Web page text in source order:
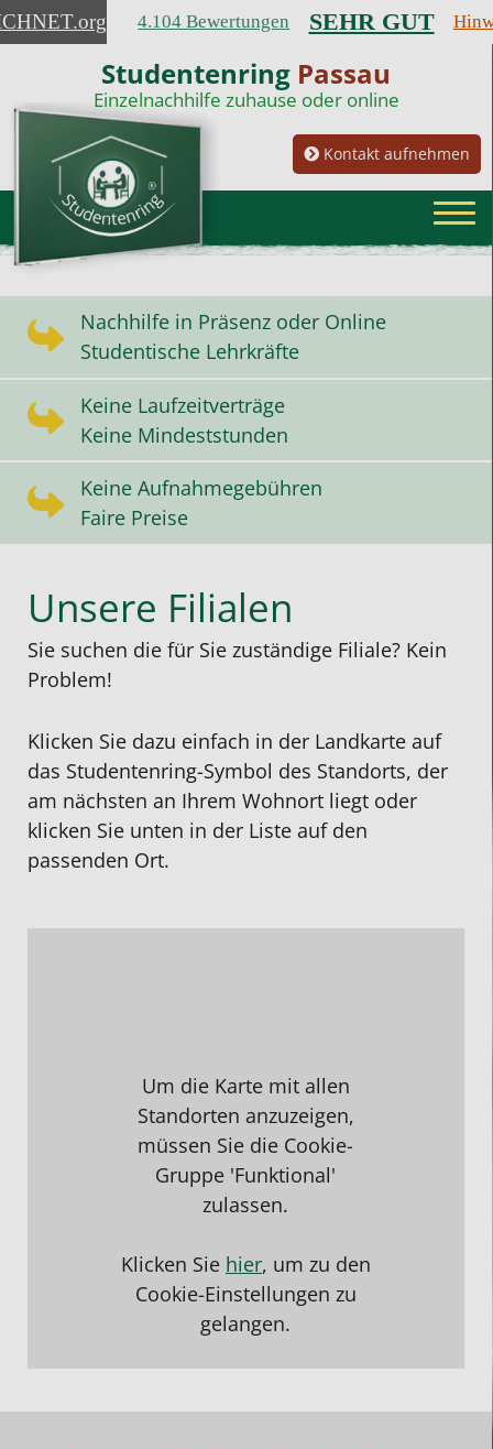
.org 4.104 Bewertungen SEHR GUT
Studentenring Passau
Einzelnachhilfe zuhause oder online
Kontakt aufnehmen
Nachhilfe in Präsenz oder Online
Studentische Lehrkräfte
Keine Laufzeitverträge
Keine Mindeststunden
Keine Aufnahmegebühren
Faire Preise
Unsere Filialen
Sie suchen die für Sie zuständige Filiale? Kein
Problem!
Klicken Sie dazu einfach in der Landkarte auf
das Studentenring-Symbol des Standorts, der
am nächsten an Ihrem Wohnort liegt oder
klicken Sie unten in der Liste auf den
passenden Ort.
Um die Karte mit allen
Standorten anzuzeigen,
müssen Sie die Cookie-
Gruppe 'Funktional'
zulassen.
Klicken Sie hier, um zu den
Cookie-Einstellungen zu
gelangen.